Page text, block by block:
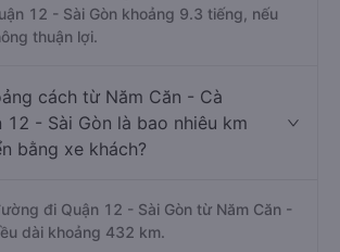
12 - Sài Gòn khoảng 9.3 tiếng, nếu
thuận lợi.
cách từ Năm Căn - Cà
12 - Sài Gòn là bao nhiêu km
bằng xe khách?
đi Quận 12 - Sài Gòn từ Năm Căn -
dài khoảng 432 km.